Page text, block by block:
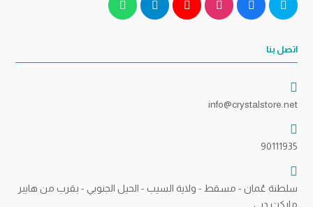
اتصل بنا
info@crystalstore.net
90111935
سلطنة عُمان - مسقط - ولاية السيب - الحيل الجنوبي - بقرب من هايبر
ماركت دبي